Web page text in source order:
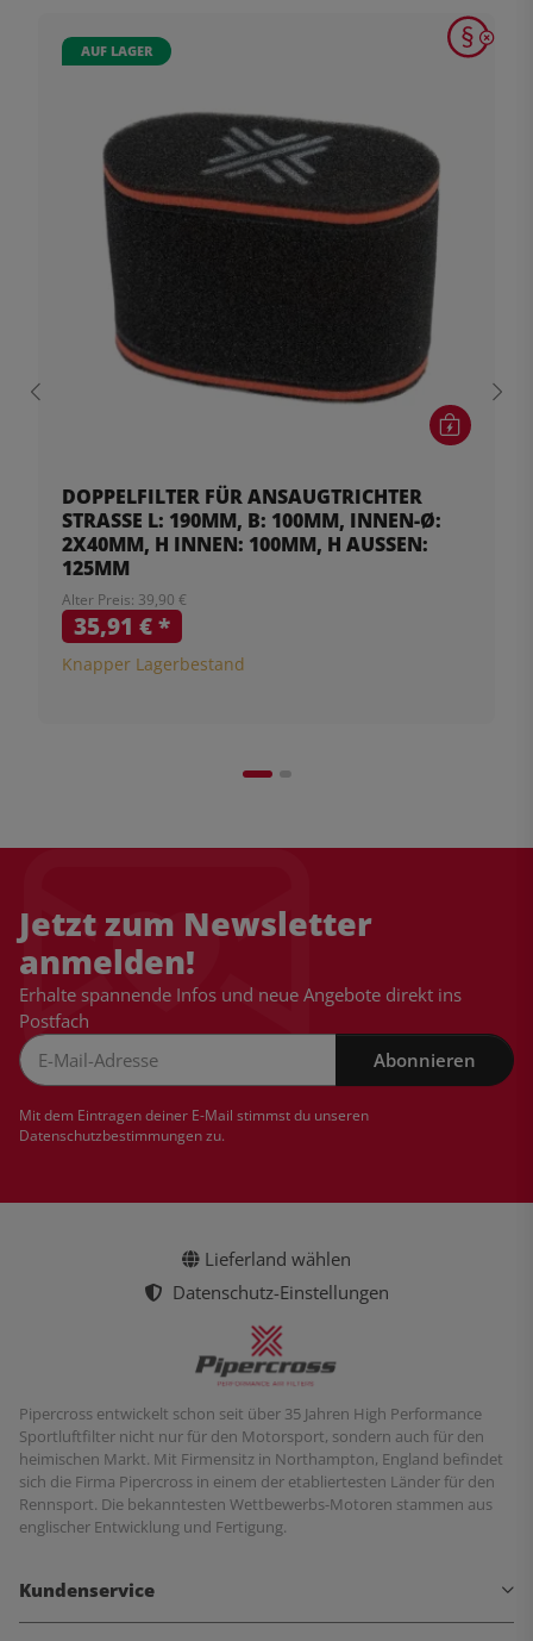
AUF LAGER
DOPPELFILTER FÜR ANSAUGTRICHTER
STRASSE L: 190MM, B: 100MM, INNEN-Ø: 2
X40MM, H INNEN: 100MM, H AUSSEN: 12
5MM
Alter Preis: 39,90 €
35,91 €*
Knapper Lagerbestand
Jetzt zum Newsletter
anmelden!
Erhalte spannende Infos und neue Angebote direkt ins
Postfach
Abonnieren
Mit dem Eintragen deiner E-Mail stimmst du unseren
Datenschutzbestimmungenzu.
Lieferland wählen
Datenschutz-Einstellungen
Pipercross entwickelt schon seit über 35 Jahren High Performance
Sportluftfilter nicht nur für den Motorsport, sondern auch für den
heimischen Markt. Mit Firmensitz in Northampton, England befindet
sich die Firma Pipercross in einem der etabliertesten Länder für den
Rennsport. Die bekanntesten Wettbewerbs-Motoren stammen aus
englischer Entwicklung und Fertigung.
Kundenservice